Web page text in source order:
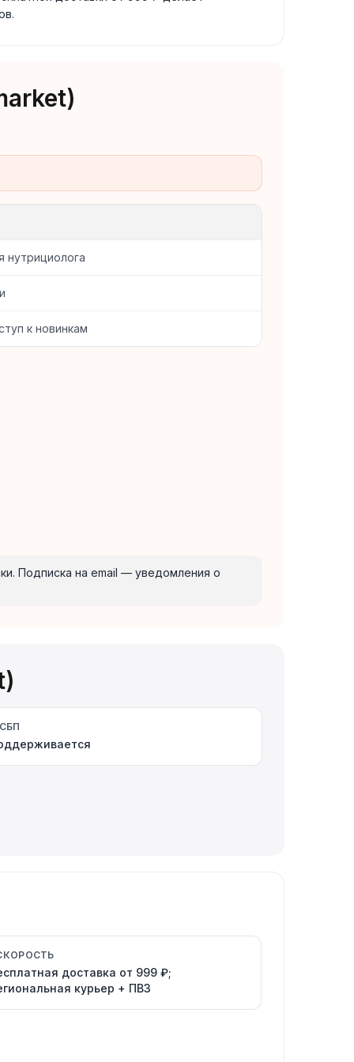
нутрициолога
к новинкам
Подписка на email — уведомления о
доставка от 999 ₽;
курьер + ПВЗ